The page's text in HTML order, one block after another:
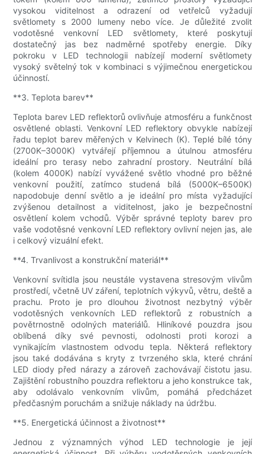
vysokou viditelnost a odrazení od vetřelců vyžadují
světlomety s 2000 lumeny nebo více. Je důležité zvolit
vodotěsné venkovní LED světlomety, které poskytují
dostatečný jas bez nadměrné spotřeby energie. Díky
pokroku v LED technologii nabízejí moderní světlomety
vysoký světelný tok v kombinaci s výjimečnou energetickou
účinností.
**3. Teplota barev**
Teplota barev LED reflektorů ovlivňuje atmosféru a funkčnost
osvětlené oblasti. Venkovní LED reflektory obvykle nabízejí
řadu teplot barev měřených v Kelvinech (K). Teplé bílé tóny
(2700K–3000K) vytvářejí příjemnou a útulnou atmosféru
ideální pro terasy nebo zahradní prostory. Neutrální bílá
(kolem 4000K) nabízí vyvážené světlo vhodné pro běžné
venkovní použití, zatímco studená bílá (5000K–6500K)
napodobuje denní světlo a je ideální pro místa vyžadující
zvýšenou detailnost a viditelnost, jako je bezpečnostní
osvětlení kolem vchodů. Výběr správné teploty barev pro
vaše vodotěsné venkovní LED reflektory ovlivní nejen jas, ale
i celkový vizuální efekt.
**4. Trvanlivost a konstrukční materiál**
Venkovní svítidla jsou neustále vystavena stresovým vlivům
prostředí, včetně UV záření, teplotních výkyvů, větru, deště a
prachu. Proto je pro dlouhou životnost nezbytný výběr
vodotěsných venkovních LED reflektorů z robustních a
povětrnostně odolných materiálů. Hliníkové pouzdra jsou
oblíbená díky své pevnosti, odolnosti proti korozi a
vynikajícím vlastnostem odvodu tepla. Některá reflektory
jsou také dodávána s kryty z tvrzeného skla, které chrání
LED diody před nárazy a zároveň zachovávají čistotu jasu.
Zajištění robustního pouzdra reflektoru a jeho konstrukce tak,
aby odolávalo venkovním vlivům, pomáhá předcházet
předčasným poruchám a snižuje náklady na údržbu.
**5. Energetická účinnost a životnost**
Jednou z významných výhod LED technologie je její